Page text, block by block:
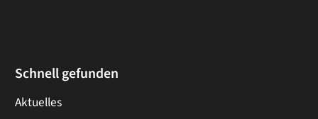
Schnell gefunden
Aktuelles